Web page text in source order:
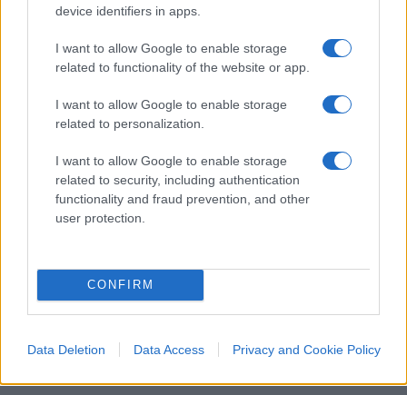
device identifiers in apps.
I want to allow Google to enable storage
related to functionality of the website or app.
I want to allow Google to enable storage
related to personalization.
I want to allow Google to enable storage
related to security, including authentication
functionality and fraud prevention, and other
user protection.
CONFIRM
Data Deletion Data Access Privacy and Cookie Policy
Chi firma non deve avere paura, chi paga le tasse
nemmeno. La magistratura contabile non deve
solo punire, ma aiutare la buona
amministrazione
Luigi Bisignani
8 Agosto 2026, 19:00